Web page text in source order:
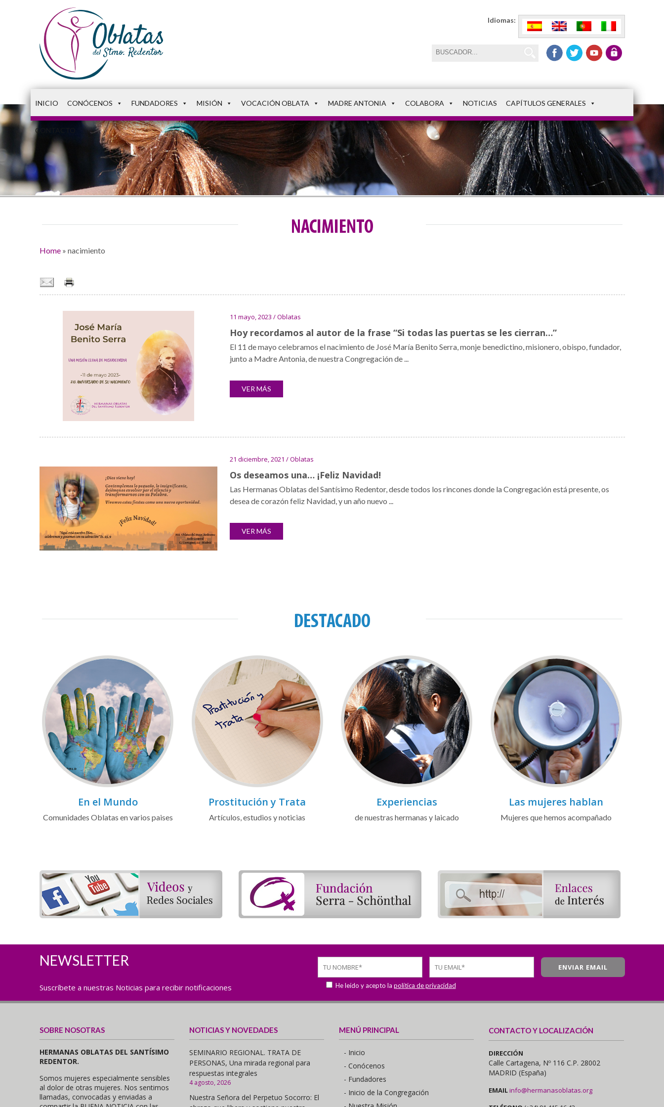
Idiomas:
INICIO CONÓCENOS FUNDADORES MISIÓN VOCACIÓN OBLATA MADRE ANTONIA COLABORA NOTICIAS CAPÍTULOS GENERALES
CONTACTO
NACIMIENTO
Home» nacimiento
11 mayo, 2023 / Oblatas
Hoy recordamos al autor de la frase “Si todas las puertas se les cierran…”
El 11 de mayo celebramos el nacimiento de José María Benito Serra, monje benedictino, misionero, obispo, fundador,
junto a Madre Antonia, de nuestra Congregación de ...
VER MÁS
21 diciembre, 2021 / Oblatas
Os deseamos una… ¡Feliz Navidad!
Las Hermanas Oblatas del Santísimo Redentor, desde todos los rincones donde la Congregación está presente, os
desea de corazón feliz Navidad, y un año nuevo ...
VER MÁS
DESTACADO
En el Mundo
Comunidades Oblatas en varios paises
Prostitución y Trata
Artículos, estudios y noticias
Experiencias
de nuestras hermanas y laicado
Las mujeres hablan
Mujeres que hemos acompañado
NEWSLETTER
Suscríbete a nuestras Noticias para recibir notificaciones He leído y acepto la política de privacidad
SOBRE NOSOTRAS
HERMANAS OBLATAS DEL SANTÍSIMO
REDENTOR.
Somos mujeres especialmente sensibles
al dolor de otras mujeres. Nos sentimos
llamadas, convocadas y enviadas a
NOTICIAS Y NOVEDADES
SEMINARIO REGIONAL. TRATA DE
PERSONAS, Una mirada regional para
respuestas integrales
4 agosto, 2026
Nuestra Señora del Perpetuo Socorro: El
MENÚ PRINCIPAL
- Inicio
- Conócenos
- Fundadores
- Inicio de la Congregación
CONTACTO Y LOCALIZACIÓN
DIRECCIÓN
Calle Cartagena, Nº 116 C.P. 28002
MADRID (España)
EMAILinfo@hermanasoblatas.org